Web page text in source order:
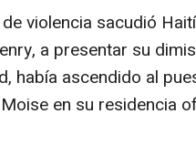
violencia sacudió
a presentar su
había ascendido al
en su residencia